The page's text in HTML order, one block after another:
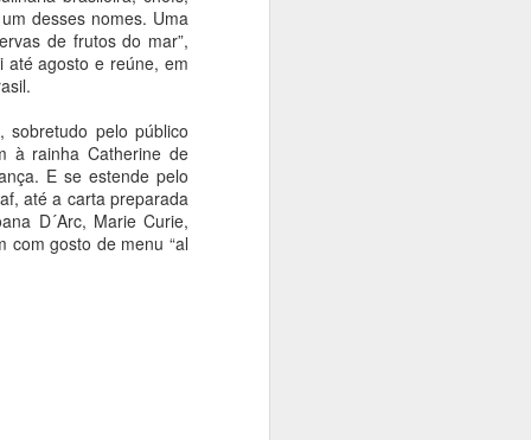
desses nomes. Uma
de frutos do mar”,
até agosto e reúne, em
pelo público
à rainha Catherine de
E se estende pelo
até a carta preparada
D´Arc, Marie Curie,
com gosto de menu “al